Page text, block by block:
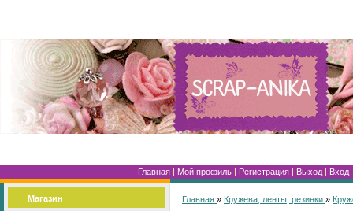
Главная| Мой профиль| Регистрация | Выход| Вход
Магазин
Главная » Кружева, ленты, резинки »